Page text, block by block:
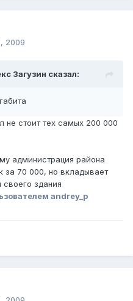
2009
Загузин сказал:
не стоит тех самых 200 000
администрация района
за 70 000, но вкладывает
здания
andrey_p